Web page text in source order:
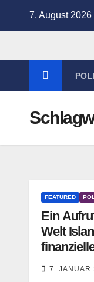
7. August 2026
FEATURED
Ein
Welt
britische
7. JANUAR